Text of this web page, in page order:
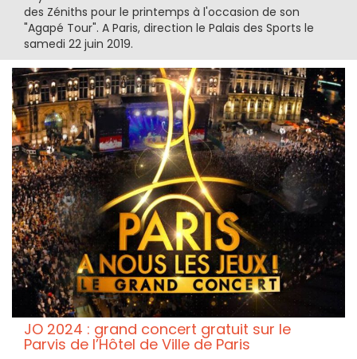
des Zéniths pour le printemps à l'occasion de son
"Agapé Tour". A Paris, direction le Palais des Sports le
samedi 22 juin 2019.
JO 2024 : grand concert gratuit sur le
Parvis de l’Hôtel de Ville de Paris